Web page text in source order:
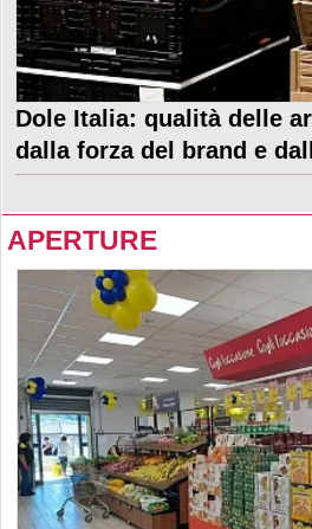
Dole Italia: qualità delle
dalla forza del brand e
APERTURE